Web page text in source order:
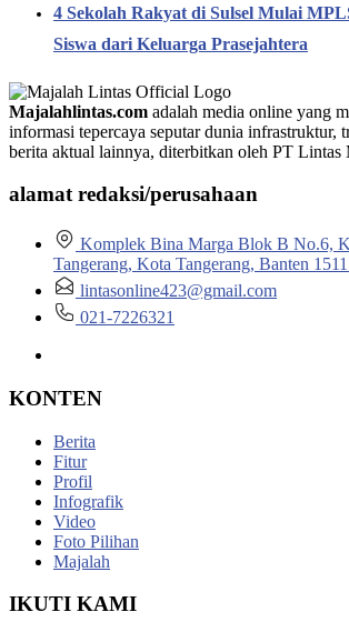
4 Sekolah Rakyat di Sulsel Mulai
Siswa dari Keluarga Prasejahtera
Majalahlintas.com adalah media online yang
informasi tepercaya seputar dunia infrastruktur,
berita aktual lainnya, diterbitkan oleh PT Lintas
alamat redaksi/perusahaan
Komplek Bina Marga Blok B No.6,
Tangerang, Kota Tangerang, Banten
lintasonline423@gmail.com
021-7226321
KONTEN
Berita
Fitur
Profil
Infografik
Video
Foto Pilihan
Majalah
IKUTI KAMI